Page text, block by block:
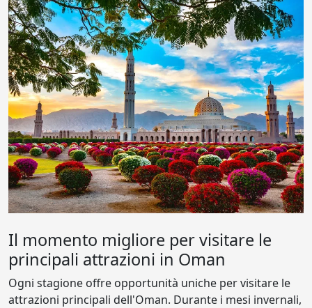
Il momento migliore per visitare le
principali attrazioni in Oman
Ogni stagione offre opportunità uniche per visitare le
attrazioni principali dell'Oman. Durante i mesi invernali,